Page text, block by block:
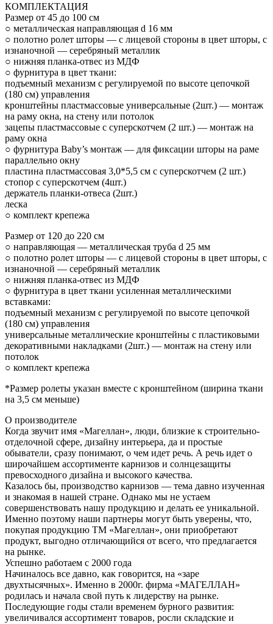
КОМПЛЕКТАЦИЯ
Размер от 45 до 100 см
○ металлическая направляющая d 16 мм
○ полотно ролет шторы — с лицевой стороны в цвет шторы, с
изнаночной — серебряный металлик
○ нижняя планка-отвес из МДФ
○ фурнитура в цвет ткани:
подъемный механизм с регулируемой по высоте цепочкой
(180 см) управления
кронштейны пластмассовые универсальные (2шт.) — монтаж
на раму окна, на стену или потолок
зацепы пластмассовые с суперскотчем (2 шт.) — монтаж на
раму окна
○ фурнитура Baby’s монтаж — для фиксации шторы на раме
параллельно окну
пластина пластмассовая 3,0*5,5 см с суперскотчем (2 шт.)
стопор с суперскотчем (4шт.)
держатель планки-отвеса (2шт.)
леска
○ комплект крепежа
Размер от 120 до 220 см
○ направляющая — металлическая труба d 25 мм
○ полотно ролет шторы — с лицевой стороны в цвет шторы, с
изнаночной — серебряный металлик
○ нижняя планка-отвес из МДФ
○ фурнитура в цвет ткани усиленная металлическими
вставками:
подъемный механизм с регулируемой по высоте цепочкой
(180 см) управления
универсальные металлические кронштейны с пластиковыми
декоративными накладками (2шт.) — монтаж на стену или
потолок
○ комплект крепежа
*Размер ролеты указан вместе с кронштейном (ширина ткани
на 3,5 см меньше)
О производителе
Когда звучит имя «Магеллан», люди, близкие к строительно-
отделочной сфере, дизайну интерьера, да и простые
обыватели, сразу понимают, о чем идет речь. А речь идет о
широчайшем ассортименте карнизов и солнцезащиты
превосходного дизайна и высокого качества.
Казалось бы, производство карнизов — тема давно изученная
и знакомая в нашей стране. Однако мы не устаем
совершенствовать нашу продукцию и делать ее уникальной.
Именно поэтому наши партнеры могут быть уверены, что,
покупая продукцию ТМ «Магеллан», они приобретают
продукт, выгодно отличающийся от всего, что предлагается
на рынке.
Успешно работаем с 2000 года
Начиналось все давно, как говорится, на «заре
двухтысячных». Именно в 2000г. фирма «МАГЕЛЛАН»
родилась и начала свой путь к лидерству на рынке.
Последующие годы стали временем бурного развития:
увеличивался ассортимент товаров, росли складские и